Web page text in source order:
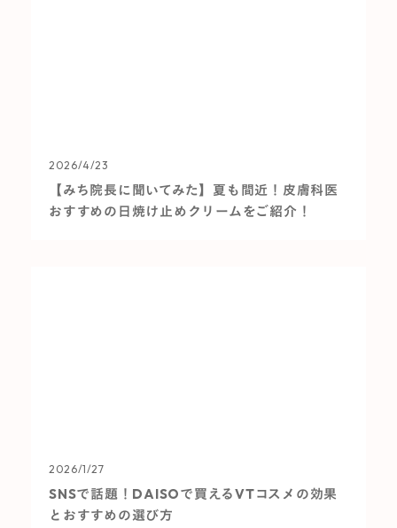
2026/4/23
【みち院長に聞いてみた】夏も間近！皮膚科医
おすすめの日焼け止めクリームをご紹介！
2026/1/27
SNSで話題！DAISOで買えるVTコスメの効果
とおすすめの選び方